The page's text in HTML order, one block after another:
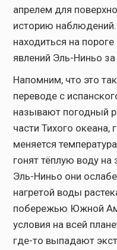
апрелем для
историю
находиться на
явлений Эль-Ниньо за
Напомним, что это
переводе с
называют погодный
части Тихого океана,
меняется
гонят тёплую воду на
Эль-Ниньо они
нагретой воды
побережью Южной
условия на всей
где-то выпадают